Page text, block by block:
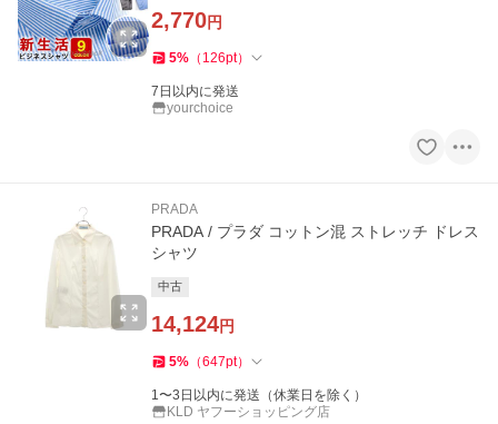
2,770円
5% （ 126pt）
7日以内に発送
yourchoice
PRADA
PRADA / プラダ コットン混 ストレッチ ドレス
シャツ
中古
14,124円
5% （647pt）
1〜3日以内に発送（休業日を除く）
KLD ヤフーショッピング店